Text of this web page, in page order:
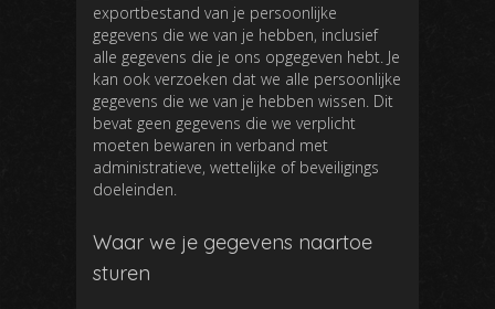
exportbestand van je persoonlijke
gegevens die we van je hebben, inclusief
alle gegevens die je ons opgegeven hebt. Je
kan ook verzoeken dat we alle persoonlijke
gegevens die we van je hebben wissen. Dit
bevat geen gegevens die we verplicht
moeten bewaren in verband met
administratieve, wettelijke of beveiligings
doeleinden.
Waar we je gegevens naartoe
sturen